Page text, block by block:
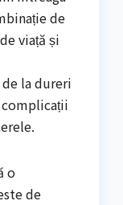
de
viață și
la dureri
o
de